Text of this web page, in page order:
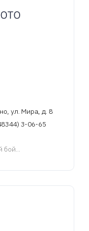
ул. Мира, д. 8
3-06-65
бой...